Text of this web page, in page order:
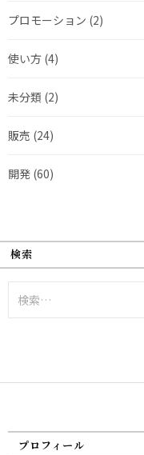
プロモーション (2)
使い方 (4)
未分類 (2)
販売 (24)
開発 (60)
検索
索:
プロフィール